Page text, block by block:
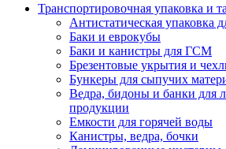
Транспортировочная упаковка и
Антистатическая упаковка
Баки и еврокубы
Баки и канистры для ГСМ
Брезентовые укрытия и
Бункеры для сыпучих
Ведра, бидоны и банки для
продукции
Емкости для горячей воды
Канистры, ведра, бочки